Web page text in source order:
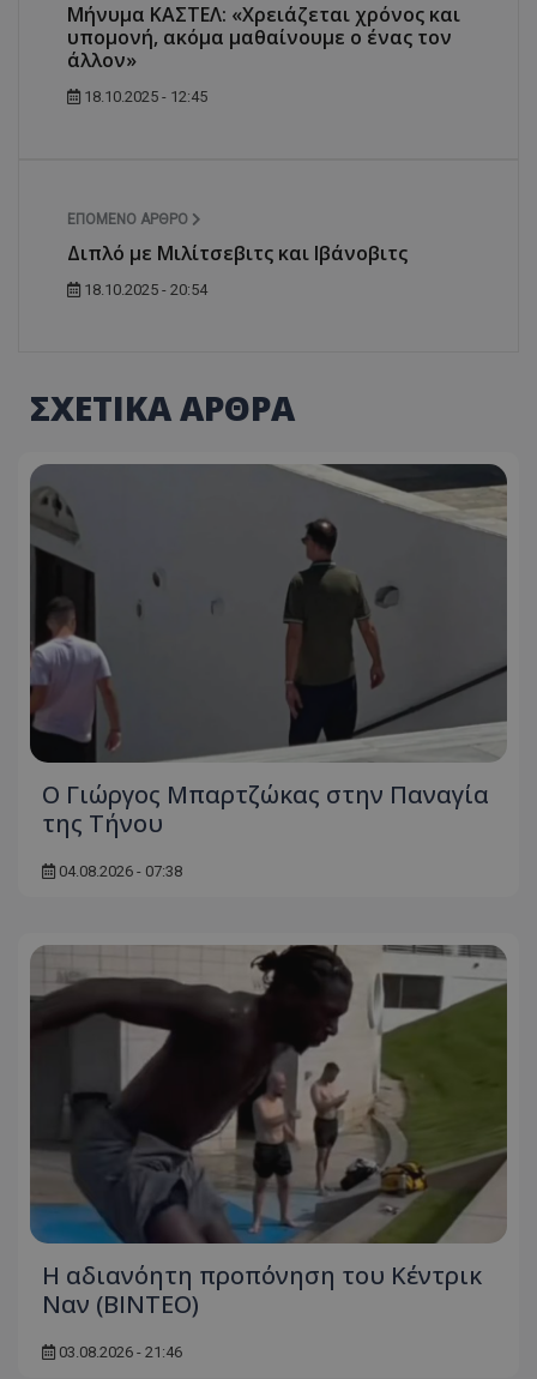
Μήνυμα ΚΑΣΤΕΛ: «Χρειάζεται χρόνος και
υπομονή, ακόμα μαθαίνουμε ο ένας τον
άλλον»
18.10.2025 - 12:45
ΕΠΌΜΕΝΟ ΆΡΘΡΟ
Διπλό με Μιλίτσεβιτς και Ιβάνοβιτς
18.10.2025 - 20:54
ΣΧΕΤΙΚΑ ΑΡΘΡΑ
Ο Γιώργος Μπαρτζώκας στην Παναγία
της Τήνου
04.08.2026 - 07:38
Η αδιανόητη προπόνηση του Κέντρικ
Ναν (BINTEO)
03.08.2026 - 21:46